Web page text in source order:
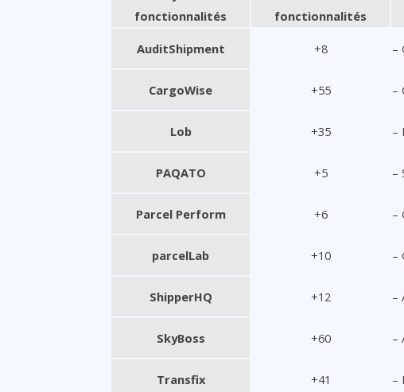
fonctionnalités
fonctionnalités
AuditShipment +8 –
CargoWise +55 –
Lob +35 –
PAQATO +5 –
Parcel Perform +6 –
parcelLab +10 –
ShipperHQ +12 –
SkyBoss +60 –
Transfix +41 –